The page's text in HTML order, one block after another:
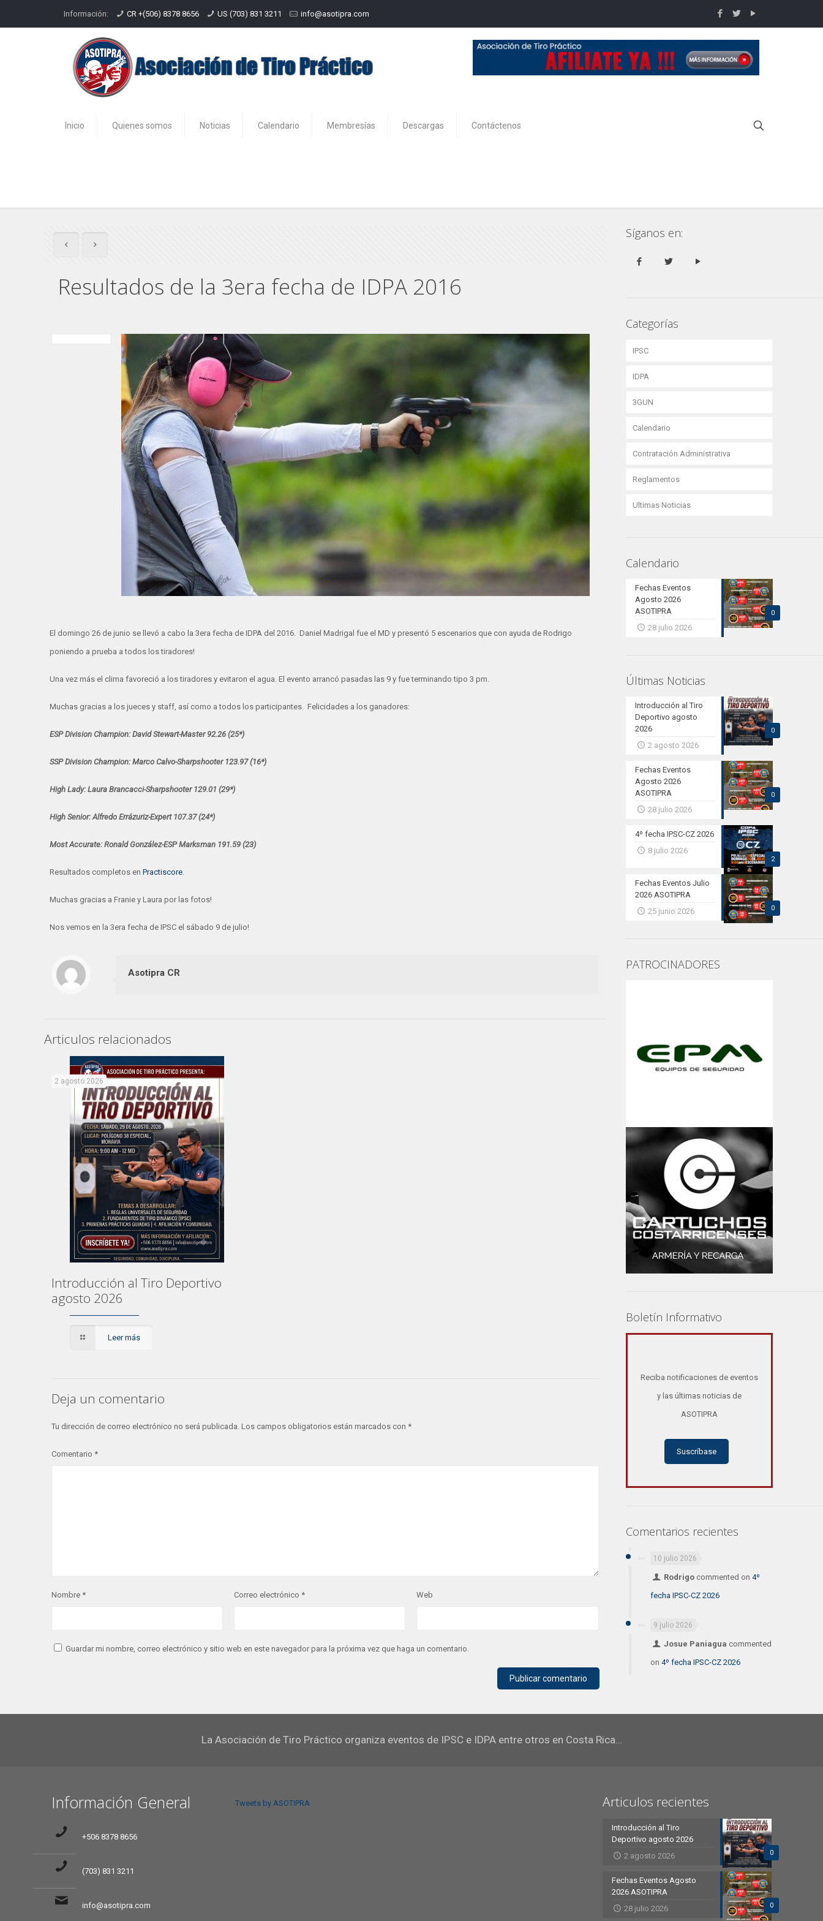
Información: CR +(506) 8378 8656 US (703) 831 3211 info@asotipra.com
Inicio Quienes somos Noticias Calendario Membresías Descargas Contáctenos
Resultados de la 3era fecha de IDPA 2016
El domingo 26 de junio se llevó a cabo la 3era fecha de IDPA del 2016. Daniel Madrigal fue el MD y presentó 5 escenarios que con ayuda de Rodrigo
poniendo a prueba a todos los tiradores!
Una vez más el clima favoreció a los tiradores y evitaron el agua. El evento arrancó pasadas las 9 y fue terminando tipo 3 pm.
Muchas gracias a los jueces y staff, así como a todos los participantes. Felicidades a los ganadores:
ESP Division Champion: David Stewart-Master 92.26 (25*)
SSP Division Champion: Marco Calvo-Sharpshooter 123.97 (16*)
High Lady: Laura Brancacci-Sharpshooter 129.01 (29*)
High Senior: Alfredo Errázuriz-Expert 107.37 (24*)
Most Accurate: Ronald González-ESP Marksman 191.59 (23)
Resultados completos enPractiscore
Muchas gracias a Franie y Laura por las fotos!
Nos vemos en la 3era fecha de IPSC el sábado 9 de julio!
Asotipra CR
Articulos relacionados
2 agosto 2026
Introducción al Tiro Deportivo
agosto 2026
Leer más
Deja un comentario
Tu dirección de correo electrónico no será publicada. Los campos obligatorios están marcados con *
Comentario *
Nombre * Correo electrónico * Web
Guardar mi nombre, correo electrónico y sitio web en este navegador para la próxima vez que haga un comentario.
Síganos en:
Categorías
IPSC
IDPA
3GUN
Calendario
Contratación Administrativa
Reglamentos
Ultimas Noticias
Calendario
0
Fechas Eventos
Agosto 2026
ASOTIPRA
28 julio 2026
Últimas Noticias
0
Introducción al Tiro
Deportivo agosto
2026
2 agosto 2026
0
Fechas Eventos
Agosto 2026
ASOTIPRA
28 julio 2026
2
4º fecha IPSC-CZ 2026
8 julio 2026
0
Fechas Eventos Julio
2026 ASOTIPRA
25 junio 2026
PATROCINADORES
Boletín Informativo
Reciba notificaciones de eventos
y las últimas noticias de
ASOTIPRA
Suscríbase
Comentarios recientes
10 julio 2026
Rodrigocommented on 4º
fecha IPSC-CZ 2026
9 julio 2026
Josue Paniagua commented
on4º fecha IPSC-CZ 2026
La Asociación de Tiro Práctico organiza eventos de IPSC e IDPA entre otros en Costa Rica…
Información General
+506 8378 8656
(703) 831 3211
info@asotipra.com
Tweets by ASOTIPRA Articulos recientes
0
Introducción al Tiro
Deportivo agosto 2026
2 agosto 2026
0
Fechas Eventos Agosto
2026 ASOTIPRA
28 julio 2026